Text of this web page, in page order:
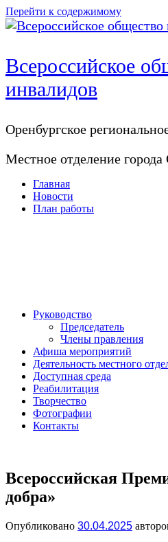
Перейти к содержимому
Всероссийское
инвалидов
Оренбургское
Местное отделение города
Главная
Новости
План работы
Руководство
Председатель
Члены правления
Афиша мероприятий
Деятельность местного
Доступная среда
Реабилитация
Творчество
Фотографии
Контакты
Всероссийская
добра»
Опубликовано 30.04.2025